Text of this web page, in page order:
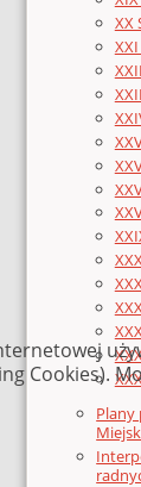
XX
Plany
Cookies).